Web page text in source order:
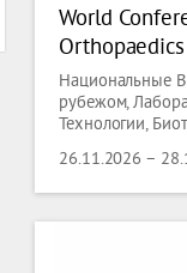
World
Национальные
рубежом,
Технологии,
оборудование,
26.11.2026 –